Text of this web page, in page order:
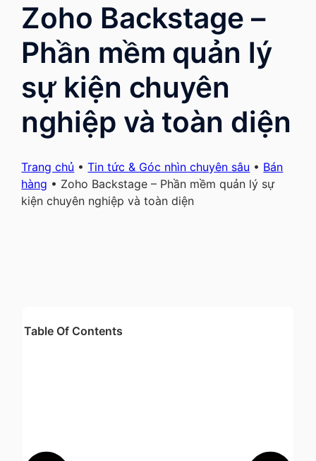
Zoho Backstage –
Phần mềm quản lý
sự kiện chuyên
nghiệp và toàn diện
Trang chủ •Tin tức & Góc nhìn chuyên sâu • Bán
hàng • Zoho Backstage – Phần mềm quản lý sự
kiện chuyên nghiệp và toàn diện
Table Of Contents